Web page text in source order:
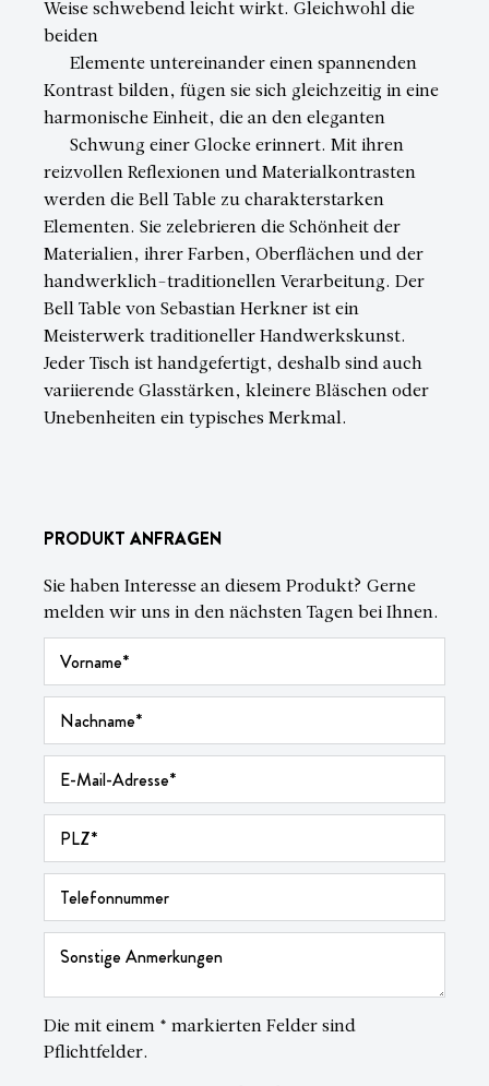
Weise schwebend leicht wirkt. Gleichwohl die
beiden
Elemente untereinander einen spannenden
Kontrast bilden, fügen sie sich gleichzeitig in eine
harmonische Einheit, die an den eleganten
Schwung einer Glocke erinnert. Mit ihren
reizvollen Reflexionen und Materialkontrasten
werden die Bell Table zu charakterstarken
Elementen. Sie zelebrieren die Schönheit der
Materialien, ihrer Farben, Oberflächen und der
handwerklich-traditionellen Verarbeitung. Der
Bell Table von Sebastian Herkner ist ein
Meisterwerk traditioneller Handwerkskunst.
Jeder Tisch ist handgefertigt, deshalb sind auch
variierende Glasstärken, kleinere Bläschen oder
Unebenheiten ein typisches Merkmal.
PRODUKT ANFRAGEN
Sie haben Interesse an diesem Produkt? Gerne
melden wir uns in den nächsten Tagen bei Ihnen.
Die mit einem * markierten Felder sind
Pflichtfelder.